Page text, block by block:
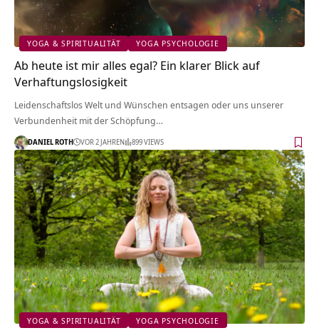
YOGA & SPIRITUALITÄT YOGA PSYCHOLOGIE
Ab heute ist mir alles egal? Ein klarer Blick auf
Verhaftungslosigkeit
Leidenschaftslos Welt und Wünschen entsagen oder uns unserer
Verbundenheit mit der Schöpfung…
DANIEL ROTH VOR 2 JAHREN 899 VIEWS
YOGA & SPIRITUALITÄT YOGA PSYCHOLOGIE